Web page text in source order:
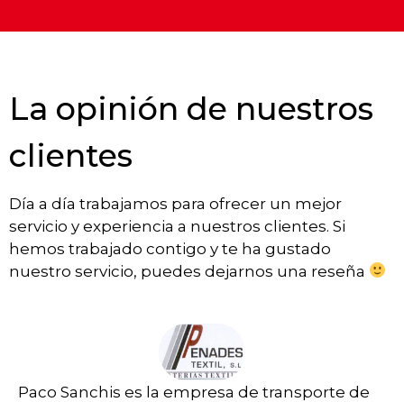
La opinión de nuestros
clientes
Día a día trabajamos para ofrecer un mejor
servicio y experiencia a nuestros clientes. Si
hemos trabajado contigo y te ha gustado
nuestro servicio, puedes dejarnos una reseña
Paco Sanchis es la empresa de transporte de